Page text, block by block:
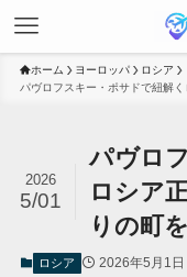
ホーム ヨーロッパ
ロシア
パヴロフスキー・ポサドで紐解
パヴロ
ロシア
りの町
2026
5/01
ロシア 2026年5月1日